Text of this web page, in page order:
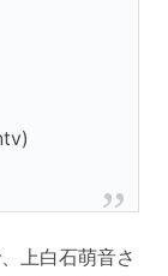
上白石萌音さ